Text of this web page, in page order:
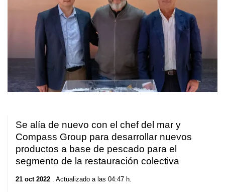
Se alía de nuevo con el chef del mar y
Compass Group para desarrollar nuevos
productos a base de pescado para el
segmento de la restauración colectiva
21 oct 2022 . Actualizado a las 04:47 h.